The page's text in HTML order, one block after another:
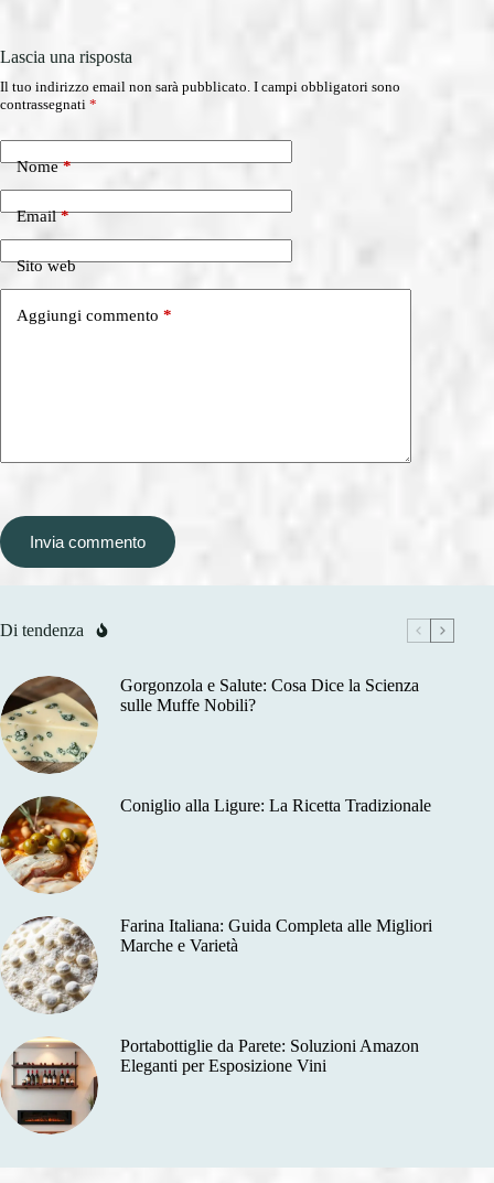
Lascia una risposta
Il tuo indirizzo email non sarà pubblicato. I campi obbligatori sono
contrassegnati *
Nome*
Email*
Sito web
Aggiungi commento *
Invia commento
Di tendenza
Gorgonzola e Salute: Cosa Dice la Scienza
sulle Muffe Nobili?
Coniglio alla Ligure: La Ricetta Tradizionale
Farina Italiana: Guida Completa alle Migliori
Marche e Varietà
Portabottiglie da Parete: Soluzioni Amazon
Eleganti per Esposizione Vini